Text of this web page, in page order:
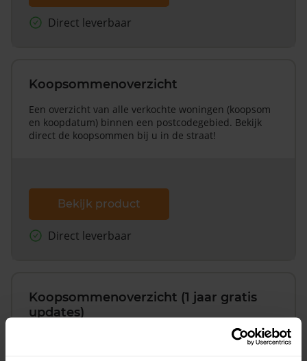
Direct leverbaar
Koopsommenoverzicht
Een overzicht van alle verkochte woningen (koopsom
en koopdatum) binnen een postcodegebied. Bekijk
direct de koopsommen bij u in de straat!
Bekijk product
Direct leverbaar
Koopsommenoverzicht (1 jaar gratis
updates)